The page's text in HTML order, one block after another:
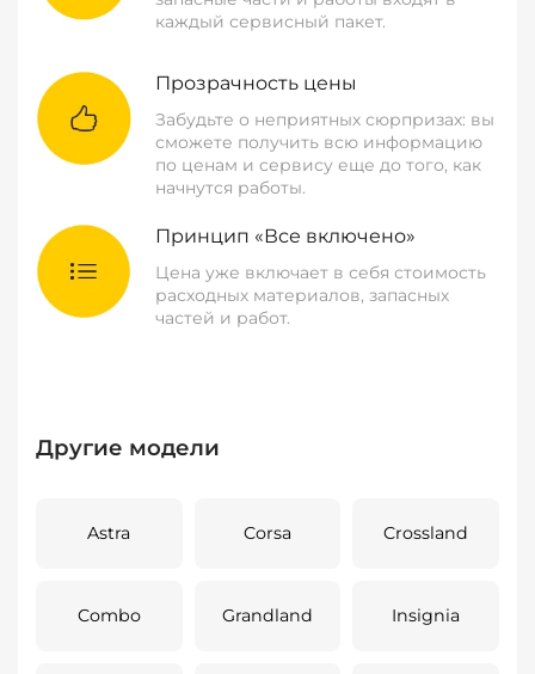
каждый сервисный пакет.
Прозрачность цены
Забудьте о неприятных сюрпризах: вы
сможете получить всю информацию
по ценам и сервису еще до того, как
начнутся работы.
Принцип «Все включено»
Цена уже включает в себя стоимость
расходных материалов, запасных
частей и работ.
Другие модели
Astra Corsa Crossland
Combo Grandland Insignia